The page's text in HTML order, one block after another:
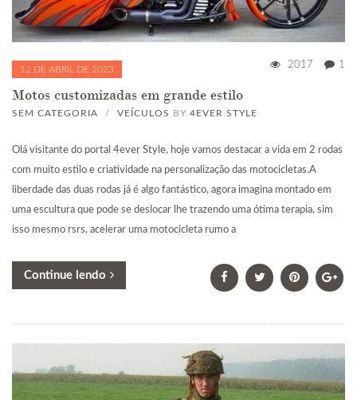
12 DE ABRIL DE 2023 2017 1
Motos customizadas em grande estilo
SEM CATEGORIA / VEÍCULOS BY 4EVER STYLE
Olá visitante do portal 4ever Style, hoje vamos destacar a vida em 2 rodas
com muito estilo e criatividade na personalização das motocicletas.A
liberdade das duas rodas já é algo fantástico, agora imagina montado em
uma escultura que pode se deslocar lhe trazendo uma ótima terapia, sim
isso mesmo rsrs, acelerar uma motocicleta rumo a
Continue lendo